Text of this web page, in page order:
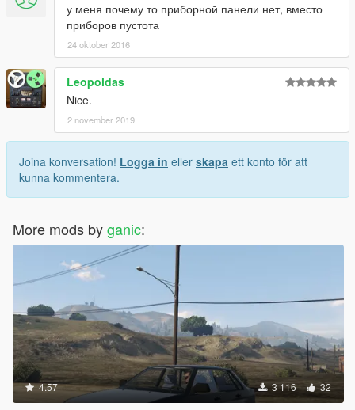
у меня почему то приборной панели нет, вместо
приборов пустота
24 oktober 2016
Leopoldas
Nice.
2 november 2019
Joina konversation! Logga in eller skapa ett konto för att
kunna kommentera.
More mods byganic:
4.57 3 116 32